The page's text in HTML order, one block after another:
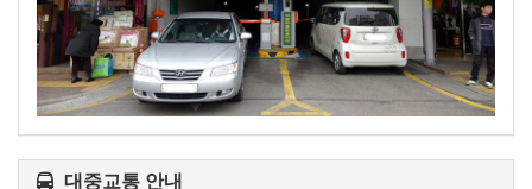
대중교통 안내